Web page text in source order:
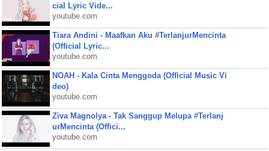
cial Lyric Vide...
youtube.com
Tiara Andini - Maafkan Aku #TerlanjurMencinta
(Official Lyric...
youtube.com
NOAH - Kala Cinta Menggoda (Official Music Vi
deo)
youtube.com
Ziva Magnolya - Tak Sanggup Melupa #Terlanj
urMencinta (Offici...
youtube.com